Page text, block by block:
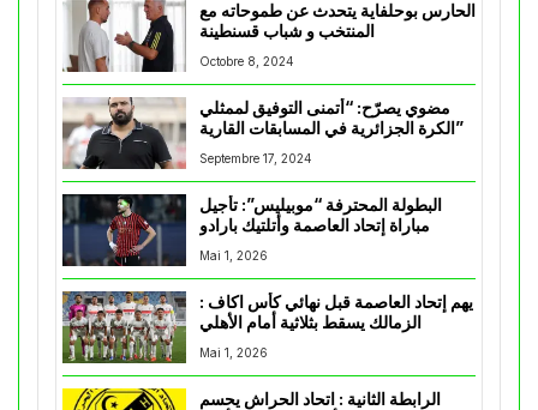
الحارس بوحلفاية يتحدث عن طموحاته مع
المنتخب و شباب قسنطينة
Octobre 8, 2024
مضوي يصرّح: “أتمنى التوفيق لممثلي
الكرة الجزائرية في المسابقات القارية”
Septembre 17, 2024
البطولة المحترفة “موبيليس”: تأجيل
مباراة إتحاد العاصمة وأتلتيك بارادو
Mai 1, 2026
يهم إتحاد العاصمة قبل نهائي كأس اكاف :
Mai 1, 2026
الرابطة الثانية : اتحاد الحراش يحسم